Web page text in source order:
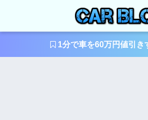
1分で車を60万円値引き